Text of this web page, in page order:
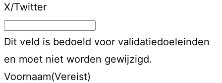
X/Twitter
Dit veld is bedoeld voor validatiedoeleinden
en moet niet worden gewijzigd.
Voornaam(Vereist)